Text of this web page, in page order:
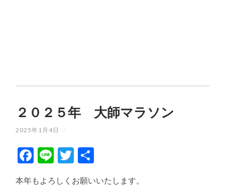
２０２５年 大師マラソン
2025年1月4日 /
Facebook
LineTwitter
本年もよろしくお願いいたします。